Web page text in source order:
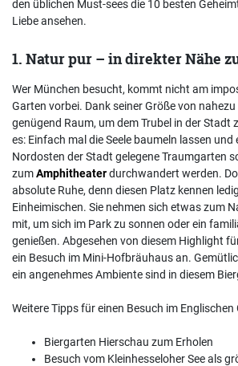
den üblichen Must-sees die 10 besten
Liebe ansehen.
1. Natur pur – in direkter Nähe
Wer München besucht, kommt nicht am
Garten vorbei. Dank seiner Größe von
genügend Raum, um dem Trubel in der Stadt
es: Einfach mal die Seele baumeln lassen
Nordosten der Stadt gelegene Traumgarten
zumAmphitheaterdurchwandert werden.
absolute Ruhe, denn diesen Platz kennen
Einheimischen. Sie nehmen sich etwas zum
mit, um sich im Park zu sonnen oder ein
genießen. Abgesehen von diesem Highlight
ein Besuch im Mini-Hofbräuhaus an.
ein angenehmes Ambiente sind in diesem
Weitere Tipps für einen Besuch im Englischen
Biergarten Hierschau zum Erholen
Besuch vom Kleinhesseloher See als